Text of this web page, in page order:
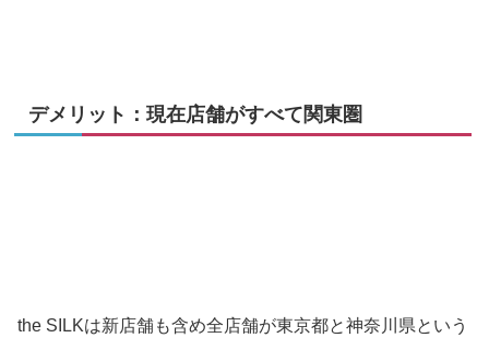
デメリット：現在店舗がすべて関東圏
the SILKは新店舗も含め全店舗が東京都と神奈川県という